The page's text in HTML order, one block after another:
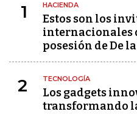
1 HACIENDA
Estos son los
internacionales
posesión de De
2 TECNOLOGÍA
Los gadgets
transformando